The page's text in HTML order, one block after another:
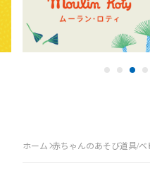
ホーム 赤ちゃんのあそび道具/ベ